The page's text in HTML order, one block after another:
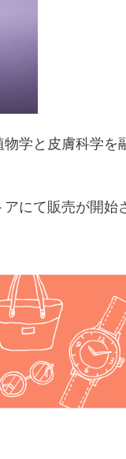
学と⽪膚科学を
にて販売が開始